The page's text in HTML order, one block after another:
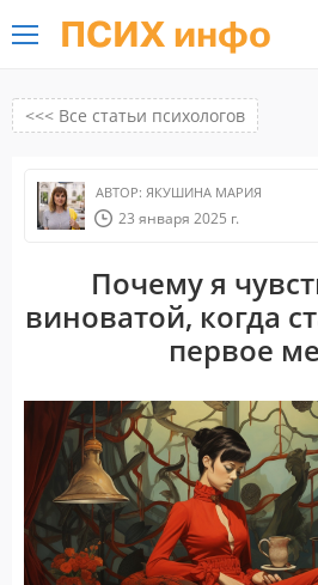
ПСИХ инфо
<<< Все статьи психологов
АВТОР: ЯКУШИНА МАРИЯ
23 января 2025 г.
Почему я
виноватой, когда
первое